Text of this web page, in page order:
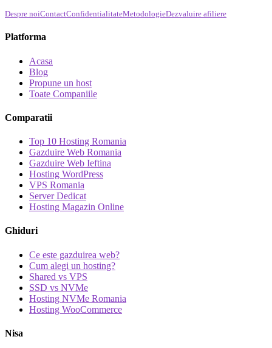
Despre noiContactConfidentialitateMetodologieDezvaluire afiliere
Platforma
Acasa
Blog
Propune un host
Toate Companiile
Comparatii
Top 10 Hosting Romania
Gazduire Web Romania
Gazduire Web Ieftina
Hosting WordPress
VPS Romania
Server Dedicat
Hosting Magazin Online
Ghiduri
Ce este gazduirea web?
Cum alegi un hosting?
Shared vs VPS
SSD vs NVMe
Hosting NVMe Romania
Hosting WooCommerce
Nisa